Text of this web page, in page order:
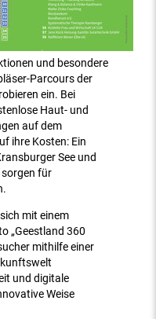
und besondere
Parcours der
ein. Bei
Haut- und
auf dem
ihre Kosten: Ein
See und
für
mit einem
„Geestland 360
mithilfe einer
und digitale
Weise